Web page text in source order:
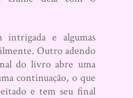
intrigada e algumas
Outro adendo
do livro abre uma
continuação, o que
e tem seu final